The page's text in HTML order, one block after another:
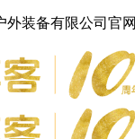
外装备有限公司官网